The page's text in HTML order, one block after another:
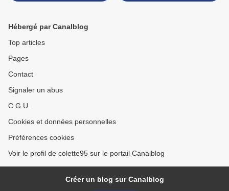
Hébergé par Canalblog
Top articles
Pages
Contact
Signaler un abus
C.G.U.
Cookies et données personnelles
Préférences cookies
Voir le profil de colette95 sur le portail Canalblog
Créer un blog sur Canalblog